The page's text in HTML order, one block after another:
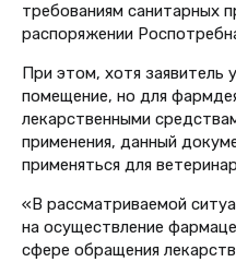
требованиям санитарных
распоряжении
При этом, хотя
помещение, но для
лекарственными
применения, данный
применяться для
«В рассматриваемой
на осуществление
сфере обращения